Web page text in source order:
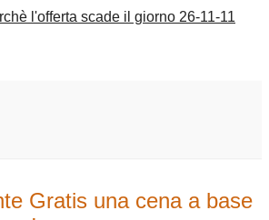
l'offerta scade il giorno 26-11-11
Gratis una cena a base